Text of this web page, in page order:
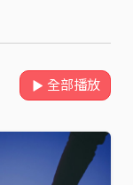
全部播放